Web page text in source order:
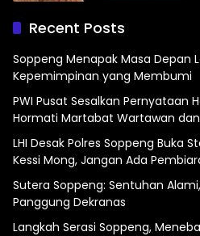
Recent Posts
Soppeng Menapak Masa Depan
Kepemimpinan yang Membumi
PWI Pusat Sesalkan Pernyataan
Hormati Martabat Wartawan
LHI Desak Polres Soppeng Buka
Kessi Mong, Jangan Ada
Sutera Soppeng: Sentuhan
Panggung Dekranas
Langkah Serasi Soppeng,